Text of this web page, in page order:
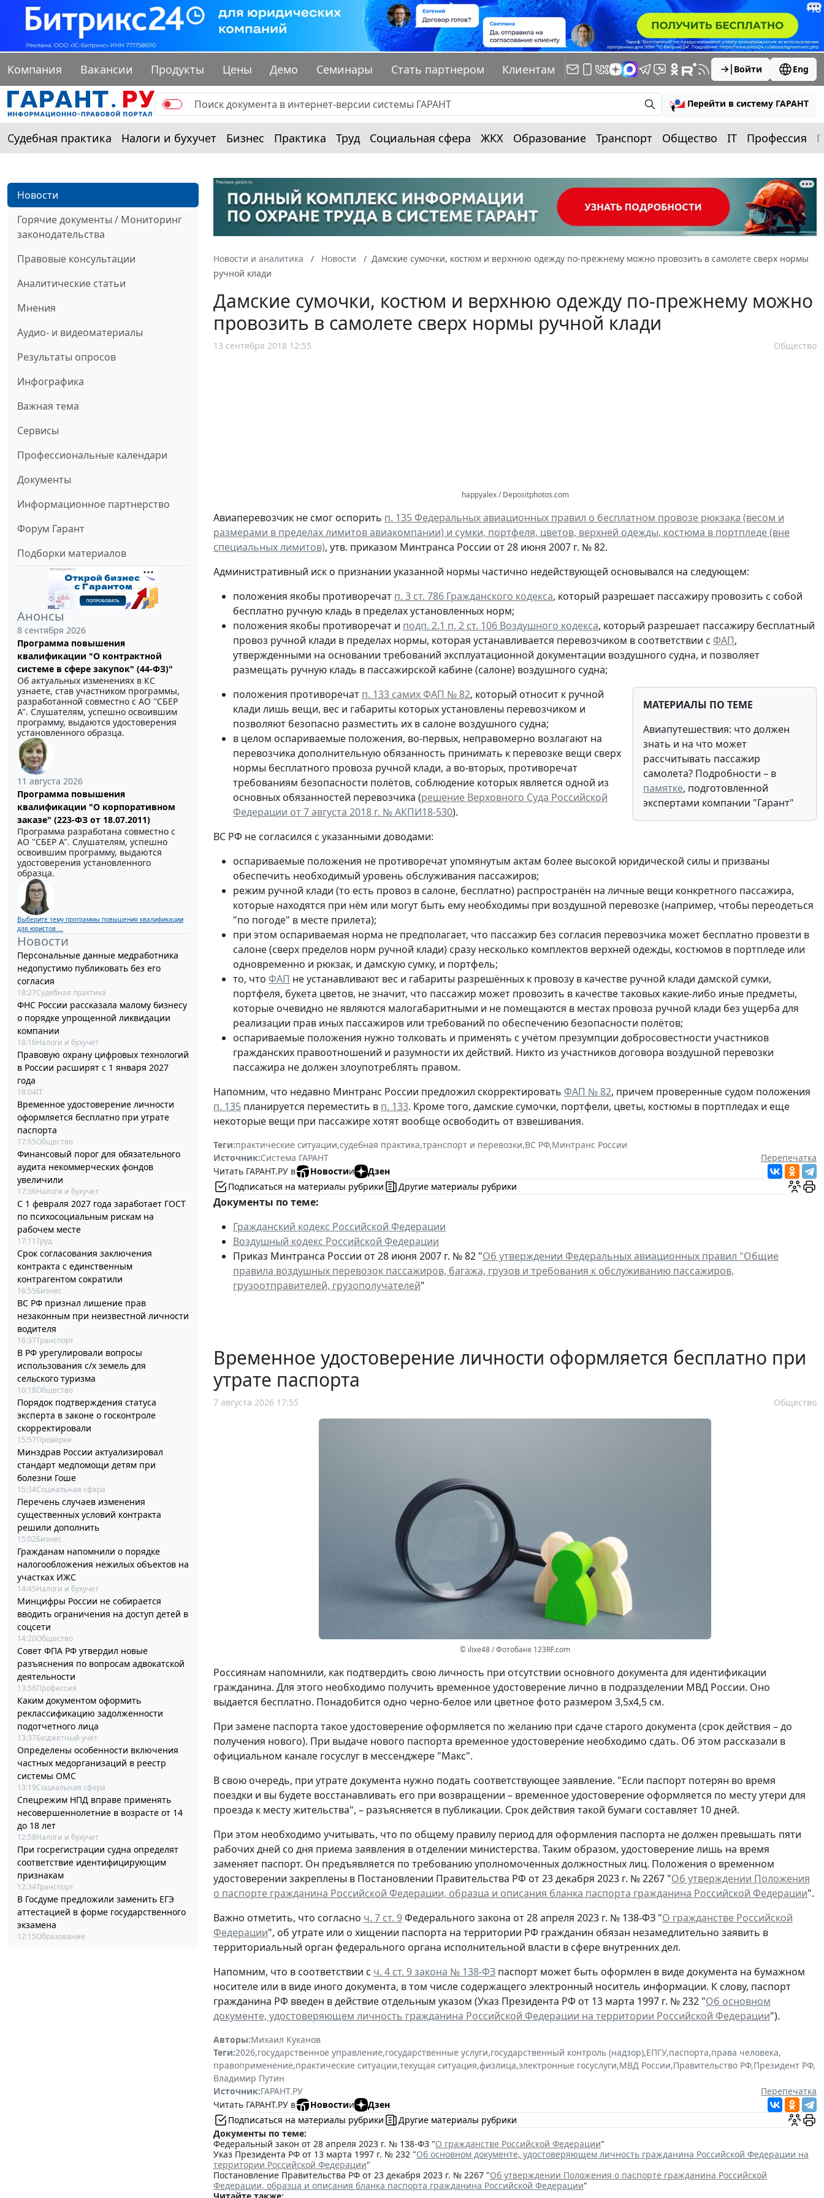
Компания Вакансии Продукты Цены Демо Семинары Стать партнером Клиентам Войти Eng
Перейти в систему ГАРАНТ
Судебная практика Налоги и бухучет Бизнес Практика Труд Социальная сфера ЖКХ Образование Транспорт Общество IT Профессия
Новости
Горячие документы / Мониторинг
законодательства
Правовые консультации
Аналитические статьи
Мнения
Аудио- и видеоматериалы
Результаты опросов
Инфографика
Важная тема
Сервисы
Профессиональные календари
Документы
Информационное партнерство
Форум Гарант
Подборки материалов
Анонсы
8 сентября 2026
Программа повышения
квалификации "О контрактной
системе в сфере закупок" (44-ФЗ)"
Об актуальных изменениях в КС
узнаете, став участником программы,
разработанной совместно с АО ''СБЕР
А". Слушателям, успешно освоившим
программу, выдаются удостоверения
установленного образца.
11 августа 2026
Программа повышения
квалификации "О корпоративном
заказе" (223-ФЗ от 18.07.2011)
Программа разработана совместно с
АО ''СБЕР А". Слушателям, успешно
освоившим программу, выдаются
удостоверения установленного
образца.
Выберите тему программы повышения квалификации
для юристов ...
Новости
Персональные данные медработника
недопустимо публиковать без его
согласия
18:27Судебная практика
ФНС России рассказала малому бизнесу
о порядке упрощенной ликвидации
компании
18:16Налоги и бухучет
Правовую охрану цифровых технологий
в России расширят с 1 января 2027
года
18:04IT
Временное удостоверение личности
оформляется бесплатно при утрате
паспорта
17:55Общество
Финансовый порог для обязательного
аудита некоммерческих фондов
увеличили
17:36Налоги и бухучет
С 1 февраля 2027 года заработает ГОСТ
по психосоциальным рискам на
рабочем месте
17:11Труд
Срок согласования заключения
контракта с единственным
контрагентом сократили
16:55Бизнес
ВС РФ признал лишение прав
незаконным при неизвестной личности
водителя
16:37Транспорт
В РФ урегулировали вопросы
использования с/х земель для
сельского туризма
16:18Общество
Порядок подтверждения статуса
эксперта в законе о госконтроле
скорректировали
15:57Проверки
Минздрав России актуализировал
стандарт медпомощи детям при
болезни Гоше
15:34Социальная сфера
Перечень случаев изменения
существенных условий контракта
решили дополнить
15:02Бизнес
Гражданам напомнили о порядке
налогообложения нежилых объектов на
участках ИЖС
14:45Налоги и бухучет
Минцифры России не собирается
вводить ограничения на доступ детей в
соцсети
14:20Общество
Совет ФПА РФ утвердил новые
разъяснения по вопросам адвокатской
деятельности
13:56Профессия
Каким документом оформить
реклассификацию задолженности
подотчетного лица
13:37Бюджетный учет
Определены особенности включения
частных медорганизаций в реестр
системы ОМС
13:19Социальная сфера
Спецрежим НПД вправе применять
несовершеннолетние в возрасте от 14
до 18 лет
12:58Налоги и бухучет
При госрегистрации судна определят
соответствие идентифицирующим
признакам
12:34Транспорт
В Госдуме предложили заменить ЕГЭ
аттестацией в форме государственного
экзамена
12:15Образование
Новости и аналитика Новости
Дамские сумочки, костюм и верхнюю одежду по-прежнему можно провозить в самолете сверх нормы
ручной клади
Дамские сумочки, костюм и верхнюю одежду по-прежнему можно
провозить в самолете сверх нормы ручной клади
13 сентября 2018 12:55 Общество
happyalex / Depositphotos.com
Авиаперевозчик не смог оспорить п. 135 Федеральных авиационных правил о бесплатном провозе рюкзака (весом и
размерами в пределах лимитов авиакомпании) и сумки, портфеля, цветов, верхней одежды, костюма в портпледе (вне
специальных лимитов), утв. приказом Минтранса России от 28 июня 2007 г. № 82.
Административный иск о признании указанной нормы частично недействующей основывался на следующем:
положения якобы противоречат п. 3 ст. 786 Гражданского кодекса, который разрешает пассажиру провозить с собой
бесплатно ручную кладь в пределах установленных норм;
положения якобы противоречат и подп. 2.1 п. 2 ст. 106 Воздушного кодекса, который разрешает пассажиру бесплатный
провоз ручной клади в пределах нормы, которая устанавливается перевозчиком в соответствии с ФАП,
утвержденными на основании требований эксплуатационной документации воздушного судна, и позволяет
размещать ручную кладь в пассажирской кабине (салоне) воздушного судна;
МАТЕРИАЛЫ ПО ТЕМЕ
Авиапутешествия: что должен
знать и на что может
рассчитывать пассажир
самолета? Подробности – в
памятке, подготовленной
экспертами компании "Гарант"
положения противоречат п. 133 самих ФАП № 82, который относит к ручной
клади лишь вещи, вес и габариты которых установлены перевозчиком и
позволяют безопасно разместить их в салоне воздушного судна;
в целом оспариваемые положения, во-первых, неправомерно возлагают на
перевозчика дополнительную обязанность принимать к перевозке вещи сверх
нормы бесплатного провоза ручной клади, а во-вторых, противоречат
требованиям безопасности полётов, соблюдение которых является одной из
основных обязанностей перевозчика (решение Верховного Суда Российской
Федерации от 7 августа 2018 г. № АКПИ18-530).
ВС РФ не согласился с указанными доводами:
оспариваемые положения не противоречат упомянутым актам более высокой юридической силы и призваны
обеспечить необходимый уровень обслуживания пассажиров;
режим ручной клади (то есть провоз в салоне, бесплатно) распространён на личные вещи конкретного пассажира,
которые находятся при нём или могут быть ему необходимы при воздушной перевозке (например, чтобы переодеться
"по погоде" в месте прилета);
при этом оспариваемая норма не предполагает, что пассажир без согласия перевозчика может бесплатно провезти в
салоне (сверх пределов норм ручной клади) сразу несколько комплектов верхней одежды, костюмов в портпледе или
одновременно и рюкзак, и дамскую сумку, и портфель;
то, что ФАП не устанавливают вес и габариты разрешённых к провозу в качестве ручной клади дамской сумки,
портфеля, букета цветов, не значит, что пассажир может провозить в качестве таковых какие-либо иные предметы,
которые очевидно не являются малогабаритными и не помещаются в местах провоза ручной клади без ущерба для
реализации прав иных пассажиров или требований по обеспечению безопасности полётов;
оспариваемые положения нужно толковать и применять с учётом презумпции добросовестности участников
гражданских правоотношений и разумности их действий. Никто из участников договора воздушной перевозки
пассажира не должен злоупотреблять правом.
Напомним, что недавно Минтранс России предложил скорректировать ФАП № 82, причем проверенные судом положения
п. 135 планируется переместить в п. 133. Кроме того, дамские сумочки, портфели, цветы, костюмы в портпледах и еще
некоторые вещи при пассажире хотят вообще освободить от взвешивания.
Теги:практические ситуации,судебная практика,транспорт и перевозки,ВС РФ,Минтранс России
Источник:Система ГАРАНТ
Перепечатка
Читать ГАРАНТ.РУ в
Новостии
Дзен
Подписаться на материалы рубрики
Другие материалы рубрики
Документы по теме:
Гражданский кодекс Российской Федерации
Воздушный кодекс Российской Федерации
Приказ Минтранса России от 28 июня 2007 г. № 82 "Об утверждении Федеральных авиационных правил "Общие
правила воздушных перевозок пассажиров, багажа, грузов и требования к обслуживанию пассажиров,
грузоотправителей, грузополучателей"
Временное удостоверение личности оформляется бесплатно при
утрате паспорта
7 августа 2026 17:55 Общество
© ilixe48 / Фотобанк 123RF.com
Россиянам напомнили, как подтвердить свою личность при отсутствии основного документа для идентификации
гражданина. Для этого необходимо получить временное удостоверение лично в подразделении МВД России. Оно
выдается бесплатно. Понадобится одно черно-белое или цветное фото размером 3,5x4,5 см.
При замене паспорта такое удостоверение оформляется по желанию при сдаче старого документа (срок действия – до
получения нового). При выдаче нового паспорта временное удостоверение необходимо сдать. Об этом рассказали в
официальном канале госуслуг в мессенджере "Макс".
В свою очередь, при утрате документа нужно подать соответствующее заявление. "Если паспорт потерян во время
поездки и вы будете восстанавливать его при возвращении – временное удостоверение оформляется по месту утери для
проезда к месту жительства", – разъясняется в публикации. Срок действия такой бумаги составляет 10 дней.
При этом необходимо учитывать, что по общему правилу период для оформления паспорта не должен превышать пяти
рабочих дней со дня приема заявления в отделении министерства. Таким образом, удостоверение лишь на время
заменяет паспорт. Он предъявляется по требованию уполномоченных должностных лиц. Положения о временном
удостоверении закреплены в Постановлении Правительства РФ от 23 декабря 2023 г. № 2267 "Об утверждении Положения
о паспорте гражданина Российской Федерации, образца и описания бланка паспорта гражданина Российской Федерации".
Важно отметить, что согласно ч. 7 ст. 9Федерального закона от 28 апреля 2023 г. № 138-ФЗ "О гражданстве Российской
Федерации", об утрате или о хищении паспорта на территории РФ гражданин обязан незамедлительно заявить в
территориальный орган федерального органа исполнительной власти в сфере внутренних дел.
Напомним, что в соответствии с ч. 4 ст. 9 закона № 138-ФЗ паспорт может быть оформлен в виде документа на бумажном
носителе или в виде иного документа, в том числе содержащего электронный носитель информации. К слову, паспорт
гражданина РФ введен в действие отдельным указом (Указ Президента РФ от 13 марта 1997 г. № 232 "Об основном
документе, удостоверяющем личность гражданина Российской Федерации на территории Российской Федерации").
Авторы:Михаил Куканов
Теги:2026,государственное управление,государственные услуги,государственный контроль (надзор),ЕПГУ,паспорта,права человека,
правоприменение,практические ситуации,текущая ситуация,физлица,электронные госуслуги,МВД России,Правительство РФ,Президент РФ,
Владимир Путин
Источник:ГАРАНТ.РУ
Перепечатка
Читать ГАРАНТ.РУ в
Новостии
Дзен
Подписаться на материалы рубрики
Другие материалы рубрики
Документы по теме:
Федеральный закон от 28 апреля 2023 г. № 138-ФЗ "О гражданстве Российской Федерации"
Указ Президента РФ от 13 марта 1997 г. № 232 "Об основном документе, удостоверяющем личность гражданина Российской Федерации на
территории Российской Федерации"
Постановление Правительства РФ от 23 декабря 2023 г. № 2267 "Об утверждении Положения о паспорте гражданина Российской
Федерации, образца и описания бланка паспорта гражданина Российской Федерации"
Читайте также: